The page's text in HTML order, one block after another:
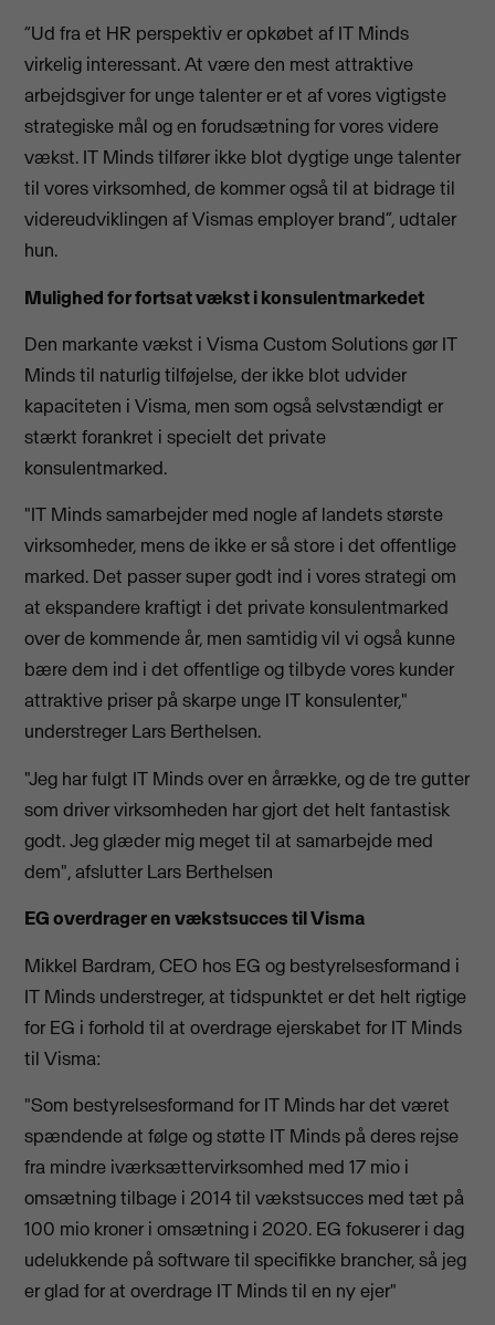
“Ud fra et HR perspektiv er opkøbet af IT Minds
virkelig interessant. At være den mest attraktive
arbejdsgiver for unge talenter er et af vores vigtigste
strategiske mål og en forudsætning for vores videre
vækst. IT Minds tilfører ikke blot dygtige unge talenter
til vores virksomhed, de kommer også til at bidrage til
videreudviklingen af Vismas employer brand”, udtaler
hun.
Mulighed for fortsat vækst i konsulentmarkedet
Den markante vækst i Visma Custom Solutions gør IT
Minds til naturlig tilføjelse, der ikke blot udvider
kapaciteten i Visma, men som også selvstændigt er
stærkt forankret i specielt det private
konsulentmarked.
"IT Minds samarbejder med nogle af landets største
virksomheder, mens de ikke er så store i det offentlige
marked. Det passer super godt ind i vores strategi om
at ekspandere kraftigt i det private konsulentmarked
over de kommende år, men samtidig vil vi også kunne
bære dem ind i det offentlige og tilbyde vores kunder
attraktive priser på skarpe unge IT konsulenter,"
understreger Lars Berthelsen.
"Jeg har fulgt IT Minds over en årrække, og de tre gutter
som driver virksomheden har gjort det helt fantastisk
godt. Jeg glæder mig meget til at samarbejde med
dem", afslutter Lars Berthelsen
EG overdrager en vækstsucces til Visma
Mikkel Bardram, CEO hos EG og bestyrelsesformand i
IT Minds understreger, at tidspunktet er det helt rigtige
for EG i forhold til at overdrage ejerskabet for IT Minds
til Visma:
"Som bestyrelsesformand for IT Minds har det været
spændende at følge og støtte IT Minds på deres rejse
fra mindre iværksættervirksomhed med 17 mio i
omsætning tilbage i 2014 til vækstsucces med tæt på
100 mio kroner i omsætning i 2020. EG fokuserer i dag
udelukkende på software til specifikke brancher, så jeg
er glad for at overdrage IT Minds til en ny ejer"